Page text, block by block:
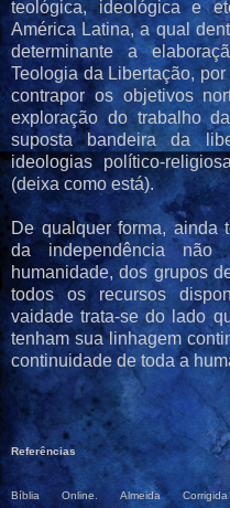
teológica, ideológica e
América Latina, a qual
determinante a
Teologia da Libertação,
contrapor os objetivos
exploração do trabalho
suposta bandeira da
ideologias político-
(deixa como está).
De qualquer forma, ainda
da independência
humanidade, dos grupos
todos os recursos
vaidade trata-se do lado
tenham sua linhagem
continuidade de toda a
Referências
Bíblia Online. Almeida